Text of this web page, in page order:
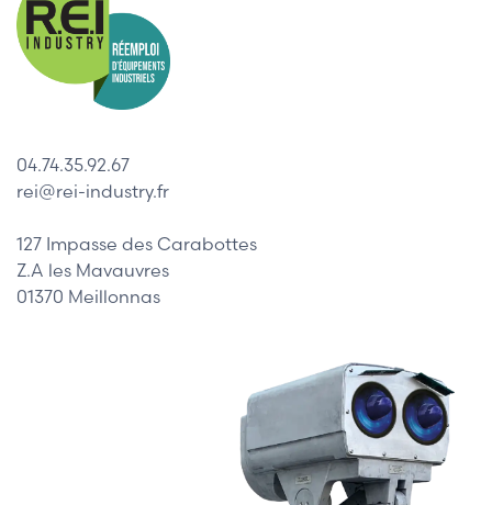
04.74.35.92.67
rei@rei-industry.fr
127 Impasse des Carabottes
Z.A les Mavauvres
01370 Meillonnas